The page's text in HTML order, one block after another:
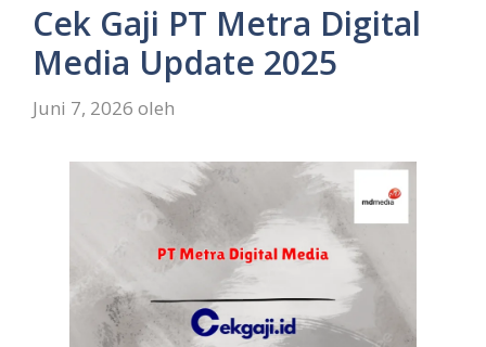
Cek Gaji PT Metra Digital
Media Update 2025
Juni 7, 2026 oleh